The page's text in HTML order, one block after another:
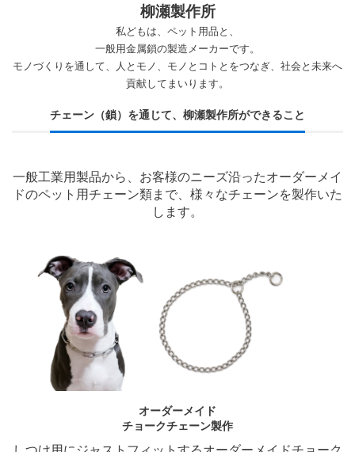
柳瀬製作所
私どもは、ペット用品と、
一般用金属鎖の製造メーカーです。
モノづくりを通して、人とモノ、モノとコトとをつなぎ、社会と未来へ
貢献してまいります。
チェーン（鎖）を通じて、柳瀬製作所ができること
一般工業用製品から、お客様のニーズ沿ったオーダーメイ
ドのペット用チェーン類まで、様々なチェーンを製作いた
します。
オーダーメイド
チョークチェーン製作